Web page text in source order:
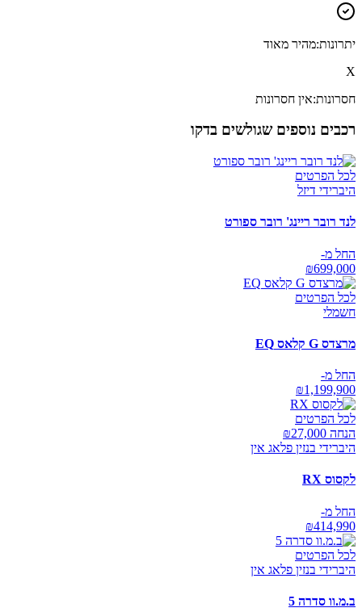
יתרונות:מהיר מאוד
X
חסרונות:אין חסרונות
רכבים נוספים שגולשים בדקו
לכל הפרטים
היברידי דיזל
לנד רובר ריינג' רובר ספורט
החל מ-
₪699,000
לכל הפרטים
חשמלי
מרצדס G קלאס EQ
החל מ-
₪1,199,900
לכל הפרטים
הנחה ₪ 27,000
היברידי בנזין פלאג אין
לקסוס RX
החל מ-
₪414,990
לכל הפרטים
היברידי בנזין פלאג אין
ב.מ.וו סדרה 5